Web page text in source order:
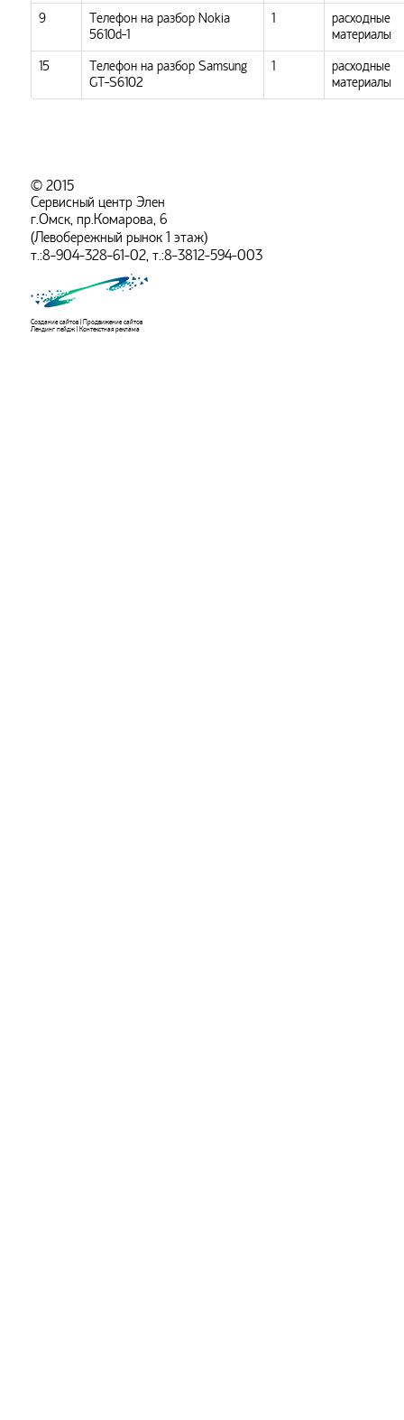
9
Телефон на разбор Nokia
5610d-1
1
расходные
материалы
15
Телефон на разбор Samsung
GT-S6102
1
расходные
материалы
© 2015
Сервисный центр Элен
г.Омск, пр.Комарова, 6
(Левобережный рынок 1 этаж)
т.:8-904-328-61-02, т.:8-3812-594-003
Создание сайтов|
Продвижение сайтов
Лендинг пейдж
Контекстная реклама